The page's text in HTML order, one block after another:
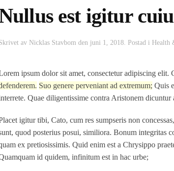
est igitur
av Nicklas Stavbom den juni 1, 2018 . Postad i Health
ipsum dolor sit amet, consectetur adipiscing
Suo genere perveniant ad extremum; Quis
Quae diligentissime contra Aristonem dicuntur
igitur tibi, Cato, cum res sumpseris non
quod posterius posui, similiora. Bonum integritas
ex pretiosissimis. Quid enim est a Chrysippo
id quidem, infinitum est in hac urbe;